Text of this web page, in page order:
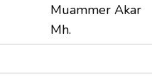
Muammer Akar
Mh.